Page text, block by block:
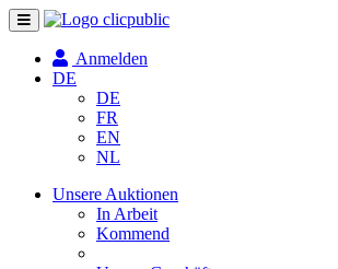
Navigation
umschalten
Anmelden
DE
DE
FR
EN
NL
Unsere Auktionen
In Arbeit
Kommend